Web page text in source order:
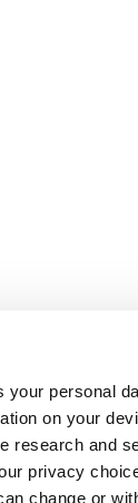
your personal
on your
research and
privacy
change or
Полезные
Моя Marca
Обращайтесь